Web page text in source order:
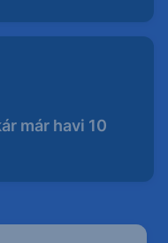
már havi 10